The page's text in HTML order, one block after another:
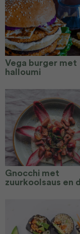
Vega burger met
halloumi
Gnocchi met
zuurkoolsaus en